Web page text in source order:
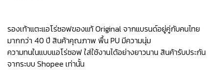
รองเท้าแตะแอโร่ซอฟของแท้ Original จากแบรนด์อยู่คู่กับคนไทย
มากกว่า 40 ปี สินค้าคุณภาพ พื้น PU มีความนุ่ม
ความทนในแบบแอโร่ซอฟ ใส่ใช้งานได้อย่างยาวนาน สินค้ารับประกัน
จากระบบ Shopee เท่านั้น